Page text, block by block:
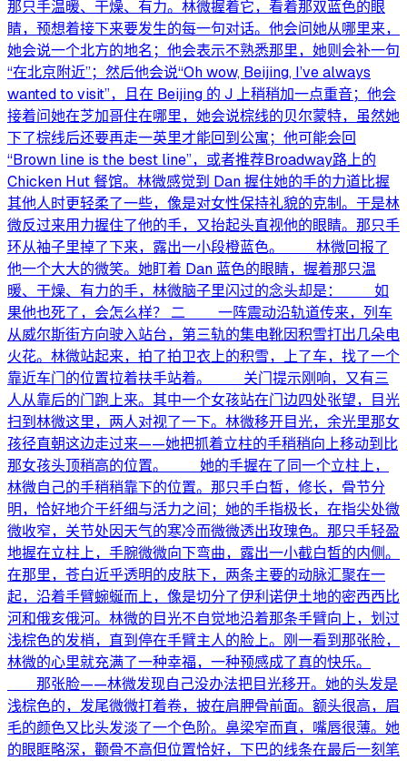
那只手温暖、干燥、有力。林微握着它，看着那双蓝色的眼
睛，预想着接下来要发生的每一句对话。他会问她从哪里来，
她会说一个北方的地名；他会表示不熟悉那里，她则会补一句
“在北京附近”；然后他会说“Oh wow, Beijing, I’ve always
wanted to visit”，且在 Beijing 的 J 上稍稍加一点重音；他会
接着问她在芝加哥住在哪里，她会说棕线的贝尔蒙特，虽然她
下了棕线后还要再走一英里才能回到公寓；他可能会回
“Brown line is the best line”，或者推荐Broadway路上的
Chicken Hut 餐馆。林微感觉到 Dan 握住她的手的力道比握
其他人时更轻柔了一些，像是对女性保持礼貌的克制。于是林
微反过来用力握住了他的手，又抬起头直视他的眼睛。那只手
环从袖子里掉了下来，露出一小段橙蓝色。 林微回报了
他一个大大的微笑。她盯着 Dan 蓝色的眼睛，握着那只温
暖、干燥、有力的手，林微脑子里闪过的念头却是： 如
果他也死了，会怎么样？ 二 一阵震动沿轨道传来，列车
从威尔斯街方向驶入站台，第三轨的集电靴因积雪打出几朵电
火花。林微站起来，拍了拍卫衣上的积雪，上了车，找了一个
靠近车门的位置拉着扶手站着。 关门提示刚响，又有三
人从靠后的门跑上来。其中一个女孩站在门边四处张望，目光
扫到林微这里，两人对视了一下。林微移开目光，余光里那女
孩径直朝这边走过来——她把抓着立柱的手稍稍向上移动到比
那女孩头顶稍高的位置。 她的手握在了同一个立柱上，
林微自己的手稍稍靠下的位置。那只手白皙，修长，骨节分
明，恰好地介于纤细与活力之间；她的手指极长，在指尖处微
微收窄，关节处因天气的寒冷而微微透出玫瑰色。那只手轻盈
地握在立柱上，手腕微微向下弯曲，露出一小截白皙的内侧。
在那里，苍白近乎透明的皮肤下，两条主要的动脉汇聚在一
起，沿着手臂蜿蜒而上，像是切分了伊利诺伊土地的密西西比
河和俄亥俄河。林微的目光不自觉地沿着那条手臂向上，划过
浅棕色的发梢，直到停在手臂主人的脸上。刚一看到那张脸，
林微的心里就充满了一种幸福，一种预感成了真的快乐。
那张脸——林微发现自己没办法把目光移开。她的头发是
浅棕色的，发尾微微打着卷，披在肩胛骨前面。额头很高，眉
毛的颜色又比头发淡了一个色阶。鼻梁窄而直，嘴唇很薄。她
的眼眶略深，颧骨不高但位置恰好，下巴的线条在最后一刻笔